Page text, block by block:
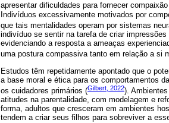
apresentar dificuldades para fornecer
Indivíduos excessivamente motivados por
que tais mentalidades operam por sistemas
indivíduo se sentir na tarefa de criar
evidenciando a resposta a ameaças
uma postura compassiva tanto em relação a si
Estudos têm repetidamente apontado que o
a base moral e ética para os comportamentos
os cuidadores primários (Gilbert, 2022).
atitudes na parentalidade, com modelagem e
forma, adultos que cresceram em ambientes
tendem a criar seus filhos para sobreviver a